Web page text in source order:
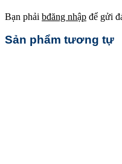
Bạn phải bđăng nhập để gửi
Sản phẩm tương tự